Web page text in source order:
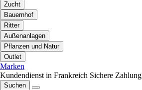
Zucht
Bauernhof
Ritter
Außenanlagen
Pflanzen und Natur
Outlet
Marken
Kundendienst in Frankreich Sichere Zahlung
Suchen